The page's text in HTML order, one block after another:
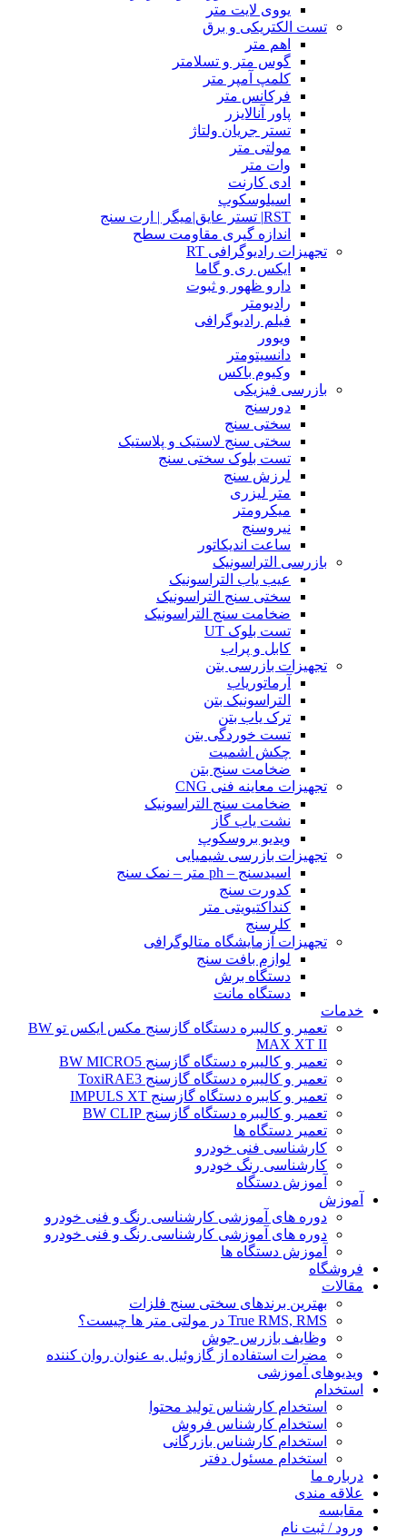
یووی لایت متر
تست الکتریکی و برق
اهم متر
گوس متر و تسلامتر
کلمپ آمپر متر
فرکانس متر
پاور آنالایزر
تستر جریان ولتاژ
مولتی متر
وات متر
ادی کارنت
اسیلوسکوپ
RST| تستر عایق|میگر | ارت سنج
اندازه گیری مقاومت سطح
تجهیزات رادیوگرافی RT
ایکس ری و گاما
دارو ظهور و ثبوت
رادیومتر
فیلم رادیوگرافی
ویوور
دانسیتومتر
وکیوم باکس
بازرسی فیزیکی
دورسنج
سختی سنج
سختی سنج لاستیک و پلاستیک
تست بلوک سختی سنج
لرزش سنج
متر لیزری
میکرومتر
نیروسنج
ساعت اندیکاتور
بازرسی التراسونیک
عیب یاب التراسونیک
سختی سنج التراسونیک
ضخامت سنج التراسونیک
تست بلوک UT
کابل و پراب
تجهیزات بازرسی بتن
آرماتوریاب
التراسونیک بتن
ترک یاب بتن
تست خوردگی بتن
چکش اشمیت
ضخامت سنج بتن
تجهیزات معاینه فنی CNG
ضخامت سنج التراسونیک
نشت یاب گاز
ویدیو بروسکوپ
تجهیزات بازرسی شیمیایی
اسیدسنج – ph متر – نمک سنج
کدورت سنج
کنداکتیویتی متر
کلرسنج
تجهیزات آزمایشگاه متالوگرافی
لوازم بافت سنج
دستگاه برش
دستگاه مانت
خدمات
تعمیر و کالیبره دستگاه گازسنج مکس ایکس تو BW
MAX XT II
تعمیر و کالیبره دستگاه گازسنج BW MICRO5
تعمیر و کالیبره دستگاه گازسنج ToxiRAE3
تعمیر و کایبره دستگاه گازسنج IMPULS XT
تعمیر و کالیبره دستگاه گازسنج BW CLIP
تعمیر دستگاه ها
کارشناسی فنی خودرو
کارشناسی رنگ خودرو
آموزش دستگاه
آموزش
دوره های آموزشی کارشناسی رنگ و فنی خودرو
دوره های آموزشی کارشناسی رنگ و فنی خودرو
آموزش دستگاه ها
فروشگاه
مقالات
بهترین برندهای سختی سنج فلزات
True RMS, RMS در مولتی متر ها چیست؟
وظایف بازرس جوش
مضرات استفاده از گازوئیل به عنوان روان کننده
ویدیوهای آموزشی
استخدام
استخدام کارشناس تولید محتوا
استخدام کارشناس فروش
استخدام کارشناس بازرگانی
استخدام مسئول دفتر
درباره ما
علاقه مندی
مقایسه
ورود / ثبت نام